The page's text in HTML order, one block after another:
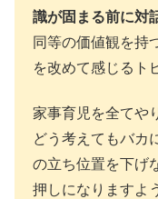
識が固まる前に対
同等の価値観を持
を改めて感じるト
家事育児を全てや
どう考えてもバカ
の立ち位置を下げ
押しになりますよ